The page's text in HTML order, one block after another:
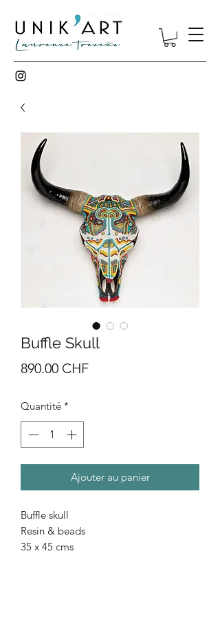
Buffle Skull
890.00 CHFPrix
Quantité *
Ajouter au panier
Buffle skull
Resin & beads
35 x 45 cms